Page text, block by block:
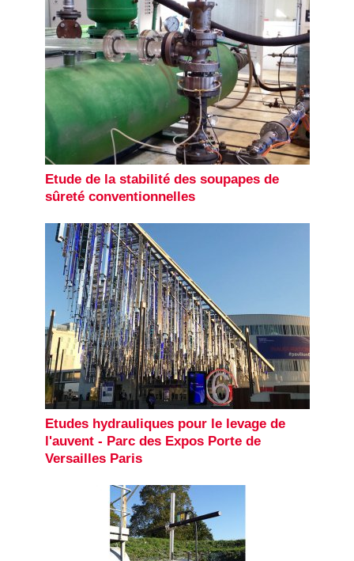
Etude de la stabilité des soupapes de
sûreté conventionnelles
Etudes hydrauliques pour le levage de
l'auvent - Parc des Expos Porte de
Versailles Paris